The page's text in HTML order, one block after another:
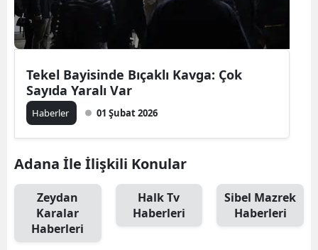
Tekel Bayisinde Bıçaklı Kavga: Çok
Sayıda Yaralı Var
Haberler 01 Şubat 2026
Adana İle İlişkili Konular
Zeydan
Karalar
Haberleri
Halk Tv
Haberleri
Sibel Mazrek
Haberleri